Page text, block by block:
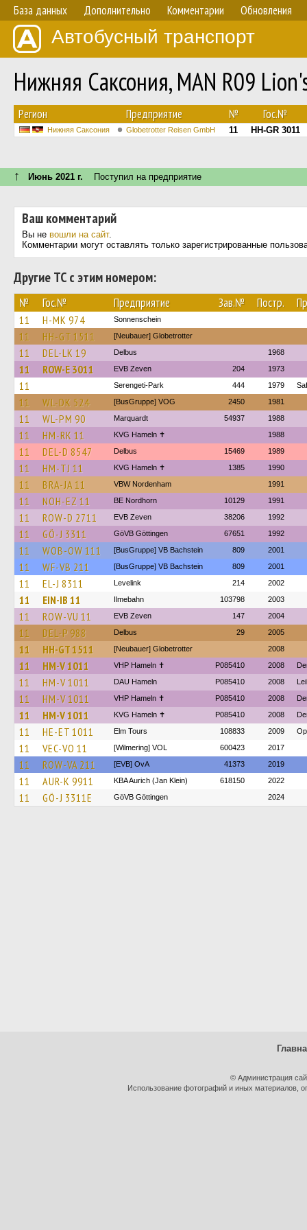
База данных Дополнительно Комментарии Обновления
Автобусный транспорт
Нижняя Саксония, MAN R09
Регион Предприятие № Гос.№
Нижняя Саксония Globetrotter Reisen GmbH 11 HH-GR 3011
↑ Июнь 2021 г. Поступил на предприятие
Ваш комментарий
Вы не вошли на сайт.
Комментарии могут оставлять только зарегистрированные
Другие ТС с этим номером:
№ Гос.№ Предприятие Зав.№ Постр.
11 H-MK 974 Sonnenschein
11 HH-GT 1511 [Neubauer] Globetrotter
11 DEL-LK 19 Delbus 1968
11 ROW-E 3011 EVB Zeven 204 1973
11 Serengeti-Park 444 1979
11 WL-DK 524 [BusGruppe] VOG 2450 1981
11 WL-PM 90 Marquardt 54937 1988
11 HM-RK 11 KVG Hameln ✝ 1988
11 DEL-D 8547 Delbus 15469 1989
11 HM-TJ 11 KVG Hameln ✝ 1385 1990
11 BRA-JA 11 VBW Nordenham 1991
11 NOH-EZ 11 BE Nordhorn 10129 1991
11 ROW-D 2711 EVB Zeven 38206 1992
11 GÖ-J 3311 GöVB Göttingen 67651 1992
11 WOB-OW 111 [BusGruppe] VB Bachstein 809 2001
11 WF-VB 211 [BusGruppe] VB Bachstein 809 2001
11 EL-J 8311 Levelink 214 2002
11 EIN-IB 11 Ilmebahn 103798 2003
11 ROW-VU 11 EVB Zeven 147 2004
11 DEL-P 988 Delbus 29 2005
11 HH-GT 1511 [Neubauer] Globetrotter 2008
11 HM-V 1011 VHP Hameln ✝ P085410 2008
11 HM-V 1011 DAU Hameln P085410 2008
11 HM-V 1011 VHP Hameln ✝ P085410 2008
11 HM-V 1011 KVG Hameln ✝ P085410 2008
11 HE-ET 1011 Elm Tours 108833 2009
11 VEC-VO 11 [Wilmering] VOL 600423 2017
11 ROW-VA 211 [EVB] OvA 41373 2019
11 AUR-K 9911 KBA Aurich (Jan Klein) 618150 2022
11 GÖ-J 3311E GöVB Göttingen 2024
© Администрация
Использование фотографий и иных материалов,